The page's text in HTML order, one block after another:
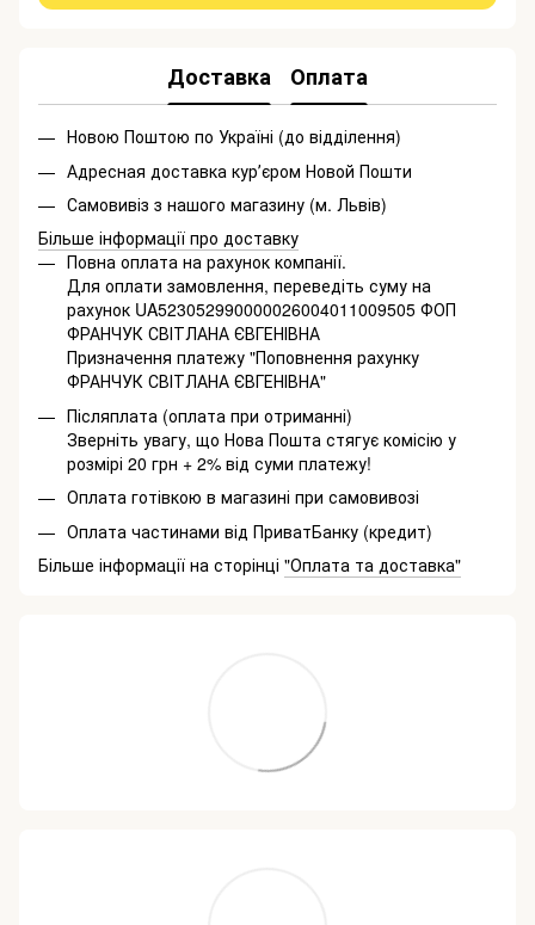
Доставка Оплата
Новою Поштою по Україні (до відділення)
Адресная доставка курʼєром Новой Пошти
Самовивіз з нашого магазину (м. Львів)
Більше інформації про доставку
Повна оплата на рахунок компанії.
Для оплати замовлення, переведіть суму на
рахунок UA523052990000026004011009505 ФОП
ФРАНЧУК СВІТЛАНА ЄВГЕНІВНА
Призначення платежу "Поповнення рахунку
ФРАНЧУК СВІТЛАНА ЄВГЕНІВНА"
Післяплата (оплата при отриманні)
Зверніть увагу, що Нова Пошта стягує комісію у
розмірі 20 грн + 2% від суми платежу!
Оплата готівкою в магазині при самовивозі
Оплата частинами від ПриватБанку (кредит)
Більше інформації на сторінці "Оплата та доставка"